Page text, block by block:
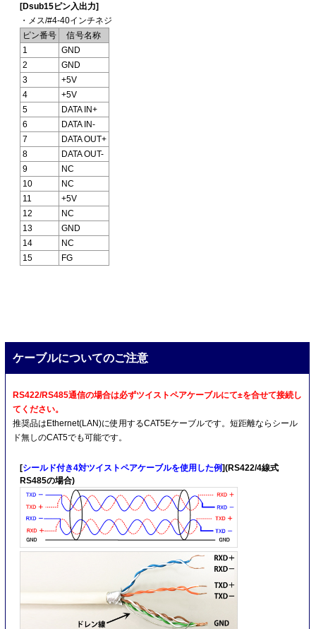
[Dsub15ピン入出力]
・メス/#4-40インチネジ
ピン番号
信号名称
1
GND
2
GND
3
+5V
4
+5V
5
DATA IN+
6
DATA IN-
7
DATA OUT+
8
DATA OUT-
9
NC
10
NC
11
+5V
12
NC
13
GND
14
NC
15
FG
ケーブルについてのご注意
RS422/RS485通信の場合は必ずツイストペアケーブルにて±を合せて接続し
てください。
推奨品はEthernet(LAN)に使用するCAT5Eケーブルです。短距離ならシール
ド無しのCAT5でも可能です。
[シールド付き4対ツイストペアケーブルを使用した例](RS422/4線式
RS485の場合)